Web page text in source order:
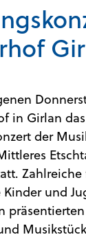
in Girlan das
der
und